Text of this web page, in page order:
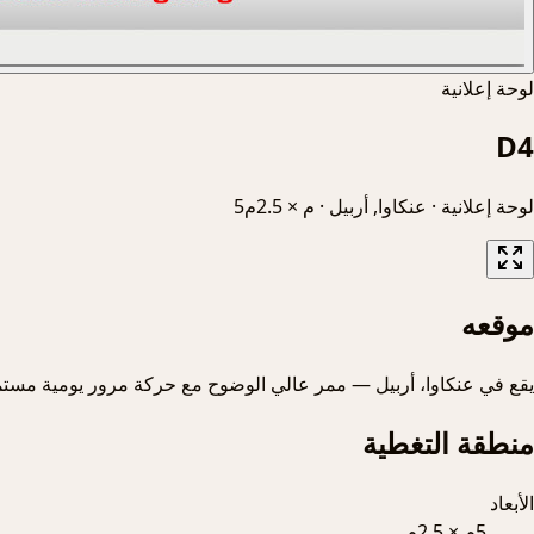
لوحة إعلانية
D4
لوحة إعلانية · عنكاوا, أربيل · 5م × 2.5م
موقعه
يقع في عنكاوا، أربيل — ممر عالي الوضوح مع حركة مرور يومية
منطقة التغطية
الأبعاد